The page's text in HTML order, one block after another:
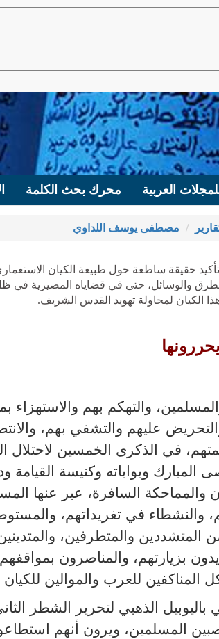
العربية محرك بحث الكلمة
مصطفى يوسف اللداوي
حقيقة ساطعة حول طبيعة الكيان
والوسائل، حتى في قضاياه المصيرية في
الكيان لمحاولة تهويد القدس الشريف.
والتهكم بهم والاستهزاء
عليهم والتشفي بهم،
في الذكرى الخمسين
المبارك وبواباته وكنيسة القيامة
والمماحكة السافرة، عبر عنها
والنشطاء في تغريداتهم،
والمتطرفين،
بزيارتهم، والمناصرون
المناكفين للعرب والموالين
باليوبيل الذهبي لتحرير الشطر
المسلمين، ويرون أنهم